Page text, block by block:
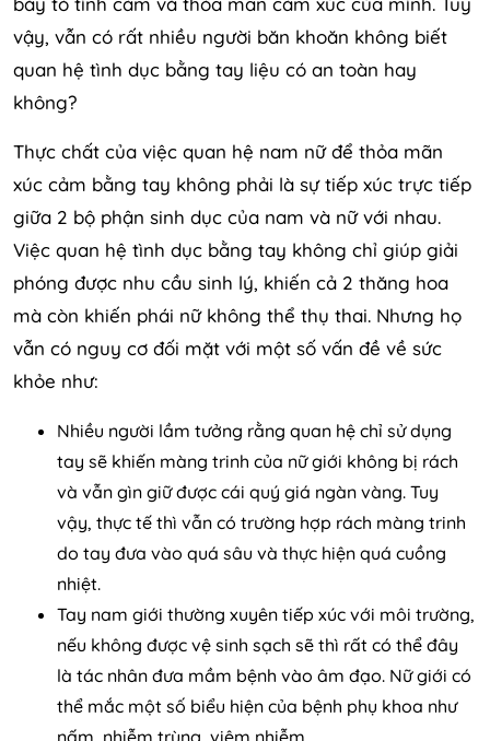
vậy, vẫn có rất nhiều người băn khoăn không biết
quan hệ tình dục bằng tay liệu có an toàn hay
không?
Thực chất của việc quan hệ nam nữ để thỏa mãn
xúc cảm bằng tay không phải là sự tiếp xúc trực tiếp
giữa 2 bộ phận sinh dục của nam và nữ với nhau.
Việc quan hệ tình dục bằng tay không chỉ giúp giải
phóng được nhu cầu sinh lý, khiến cả 2 thăng hoa
mà còn khiến phái nữ không thể thụ thai. Nhưng họ
vẫn có nguy cơ đối mặt với một số vấn đề về sức
khỏe như:
Nhiều người lầm tưởng rằng quan hệ chỉ sử dụng
tay sẽ khiến màng trinh của nữ giới không bị rách
và vẫn gìn giữ được cái quý giá ngàn vàng. Tuy
vậy, thực tế thì vẫn có trường hợp rách màng trinh
do tay đưa vào quá sâu và thực hiện quá cuồng
nhiệt.
Tay nam giới thường xuyên tiếp xúc với môi trường,
nếu không được vệ sinh sạch sẽ thì rất có thể đây
là tác nhân đưa mầm bệnh vào âm đạo. Nữ giới có
thể mắc một số biểu hiện của bệnh phụ khoa như
nấm, nhiễm trùng, viêm nhiễm,…